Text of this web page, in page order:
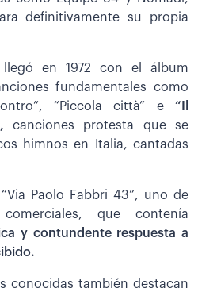
definitivamente su propia
en 1972 con el álbum
fundamentales como
“Piccola città” e“Il
canciones protesta que se
himnos en Italia, cantadas
Paolo Fabbri 43”, uno de
que contenía
y contundente respuesta a
conocidas también destacan